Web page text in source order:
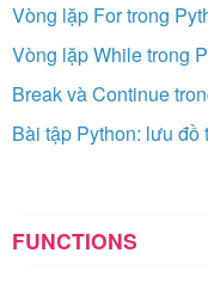
Vòng lặp For trong
Vòng lặp While trong
Break và Continue
Bài tập Python: lưu đồ
FUNCTIONS